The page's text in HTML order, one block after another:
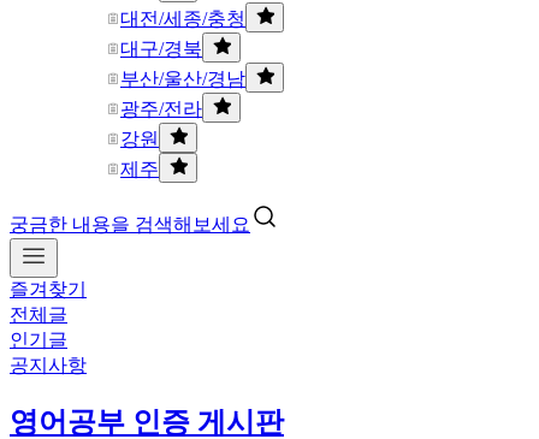
대전/세종/충청
대구/경북
부산/울산/경남
광주/전라
강원
제주
궁금한 내용을 검색해보세요
즐겨찾기
전체글
인기글
공지사항
영어공부 인증 게시판